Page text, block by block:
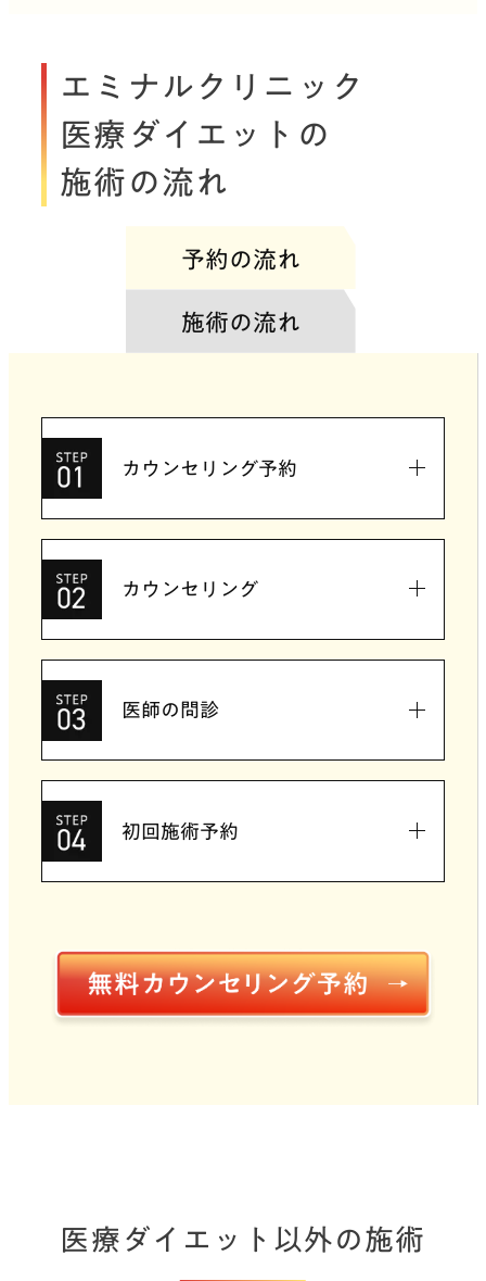
エミナルクリニック
医療ダイエットの
施術の流れ
予約の流れ
カウンセリング予約
カウンセリング
医師の問診
初回施術予約
施術の流れ
医療ダイエット以外の施術